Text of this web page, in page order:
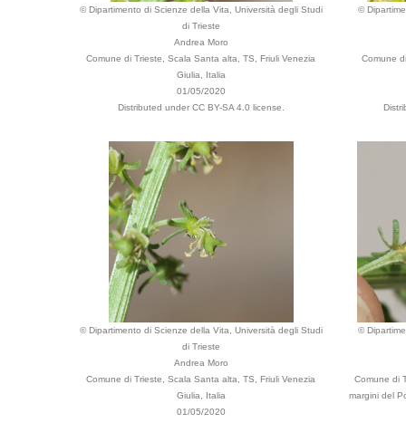
© Dipartimento di Scienze della Vita, Università degli Studi
di Trieste
Andrea Moro
Comune di Trieste, Scala Santa alta, TS, Friuli Venezia
Giulia, Italia
01/05/2020
Distributed under CC BY-SA 4.0 license.
©
Comune
© Dipartimento di Scienze della Vita, Università degli Studi
di Trieste
Andrea Moro
Comune di Trieste, Scala Santa alta, TS, Friuli Venezia
Giulia, Italia
01/05/2020
©
Comune di
margini del